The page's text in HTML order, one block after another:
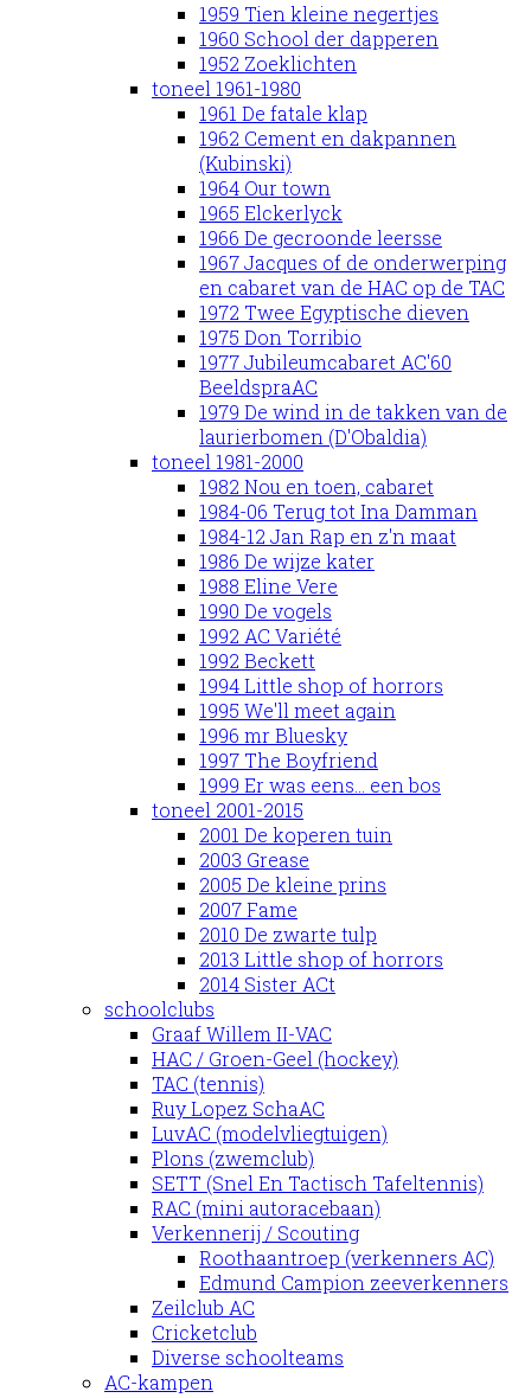
1959 Tien kleine negertjes
1960 School der dapperen
1952 Zoeklichten
toneel 1961-1980
1961 De fatale klap
1962 Cement en dakpannen
(Kubinski)
1964 Our town
1965 Elckerlyck
1966 De gecroonde leersse
1967 Jacques of de onderwerping
en cabaret van de HAC op de TAC
1972 Twee Egyptische dieven
1975 Don Torribio
1977 Jubileumcabaret AC'60
BeeldspraAC
1979 De wind in de takken van de
laurierbomen (D'Obaldia)
toneel 1981-2000
1982 Nou en toen, cabaret
1984-06 Terug tot Ina Damman
1984-12 Jan Rap en z'n maat
1986 De wijze kater
1988 Eline Vere
1990 De vogels
1992 AC Variété
1992 Beckett
1994 Little shop of horrors
1995 We'll meet again
1996 mr Bluesky
1997 The Boyfriend
1999 Er was eens... een bos
toneel 2001-2015
2001 De koperen tuin
2003 Grease
2005 De kleine prins
2007 Fame
2010 De zwarte tulp
2013 Little shop of horrors
2014 Sister ACt
schoolclubs
Graaf Willem II-VAC
HAC / Groen-Geel (hockey)
TAC (tennis)
Ruy Lopez SchaAC
LuvAC (modelvliegtuigen)
Plons (zwemclub)
SETT (Snel En Tactisch Tafeltennis)
RAC (mini autoracebaan)
Verkennerij / Scouting
Roothaantroep (verkenners AC)
Edmund Campion zeeverkenners
Zeilclub AC
Cricketclub
Diverse schoolteams
AC-kampen